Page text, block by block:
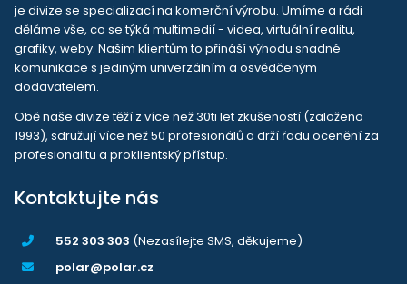
je divize se specializací na komerční výrobu. Umíme a rádi
děláme vše, co se týká multimedií - videa, virtuální realitu,
grafiky, weby. Našim klientům to přináší výhodu snadné
komunikace s jediným univerzálním a osvědčeným
dodavatelem.
Obě naše divize těží z více než 30ti let zkušeností (založeno
1993), sdružují více než 50 profesionálů a drží řadu ocenění za
profesionalitu a proklientský přístup.
Kontaktujte nás
552 303 303 (Nezasílejte SMS, děkujeme)
polar@polar.cz